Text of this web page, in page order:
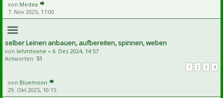
von Medea
7. Nov 2025, 17:00
selber Leinen anbauen, aufbereiten, spinnen, weben
von lehmtoene « 6. Dez 2024, 14:57
Antworten: 51
1 2 3 4
von Bluemoon
29. Okt 2025, 10:15